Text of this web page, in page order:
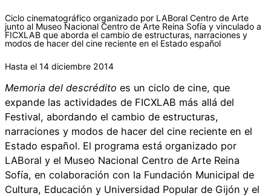
Ciclo cinematográfico organizado por LABoral Centro de Arte
junto al Museo Nacional Centro de Arte Reina Sofía y vinculado a
FICXLAB que aborda el cambio de estructuras, narraciones y
modos de hacer del cine reciente en el Estado español
Hasta el 14 diciembre 2014
Memoria del descrédito es un ciclo de cine, que
expande las actividades de FICXLAB más allá del
Festival, abordando el cambio de estructuras,
narraciones y modos de hacer del cine reciente en el
Estado español. El programa está organizado por
LABoral y el Museo Nacional Centro de Arte Reina
Sofía, en colaboración con la Fundación Municipal de
Cultura, Educación y Universidad Popular de Gijón y el